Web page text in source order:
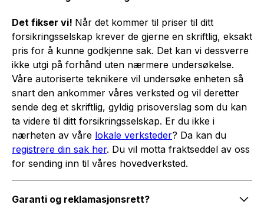
Det fikser vi! Når det kommer til priser til ditt
forsikringsselskap krever de gjerne en skriftlig, eksakt
pris for å kunne godkjenne sak. Det kan vi dessverre
ikke utgi på forhånd uten nærmere undersøkelse.
Våre autoriserte teknikere vil undersøke enheten så
snart den ankommer våres verksted og vil deretter
sende deg et skriftlig, gyldig prisoverslag som du kan
ta videre til ditt forsikringsselskap. Er du ikke i
nærheten av våre lokale verksteder? Da kan du
registrere din sak her. Du vil motta fraktseddel av oss
for sending inn til våres hovedverksted.
Garanti og reklamasjonsrett?